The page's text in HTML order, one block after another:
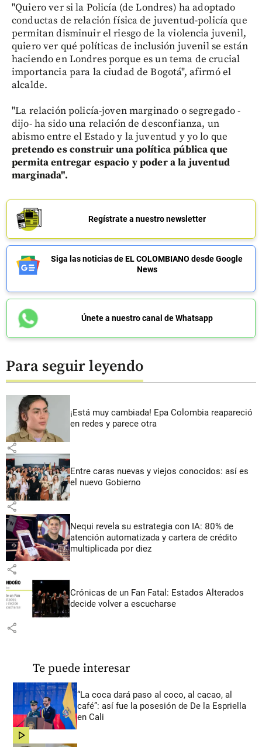
"Quiero ver si la Policía (de Londres) ha adoptado
conductas de relación física de juventud-policía que
permitan disminuir el riesgo de la violencia juvenil,
quiero ver qué políticas de inclusión juvenil se están
haciendo en Londres porque es un tema de crucial
importancia para la ciudad de Bogotá", afirmó el
alcalde.
"La relación policía-joven marginado o segregado -
dijo- ha sido una relación de desconfianza, un
abismo entre el Estado y la juventud y yo lo que
pretendo es construir una política pública que
permita entregar espacio y poder a la juventud
marginada".
Regístrate a nuestro newsletter
Siga las noticias de EL COLOMBIANO desde Google
News
Únete a nuestro canal de Whatsapp
Para seguir leyendo
¡Está muy cambiada! Epa Colombia reapareció
en redes y parece otra
share
Entre caras nuevas y viejos conocidos: así es
el nuevo Gobierno
share
Nequi revela su estrategia con IA: 80% de
atención automatizada y cartera de crédito
multiplicada por diez
share
Crónicas de un Fan Fatal: Estados Alterados
decide volver a escucharse
share
Te puede interesar
“La coca dará paso al coco, al cacao, al
café”: así fue la posesión de De la Espriella
en Cali
share